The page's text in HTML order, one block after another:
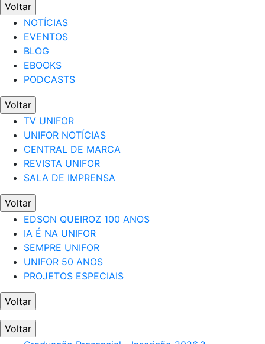
Voltar
NOTÍCIAS
EVENTOS
BLOG
EBOOKS
PODCASTS
Voltar
TV UNIFOR
UNIFOR NOTÍCIAS
CENTRAL DE MARCA
REVISTA UNIFOR
SALA DE IMPRENSA
Voltar
EDSON QUEIROZ 100 ANOS
IA É NA UNIFOR
SEMPRE UNIFOR
UNIFOR 50 ANOS
PROJETOS ESPECIAIS
Voltar
Voltar